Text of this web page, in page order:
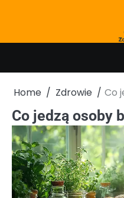
Home Zdrowie Co
Co jedzą osoby